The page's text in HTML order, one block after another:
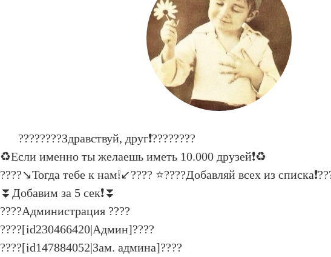
????????Здравствуй, друг❗????????
♻Если именно ты желаешь иметь 10.000 друзей❗♻
????↘Тогда тебе к нам❕↙???? ⭐????Добавляй всех из
⏬Добавим за 5 сек❗⏬
????Администрация ????
????[id230466420|Админ]????
????[id147884052|Зам. админа]????